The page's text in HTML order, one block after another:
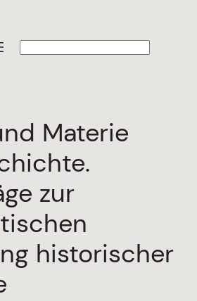
Materie
zur
historischer